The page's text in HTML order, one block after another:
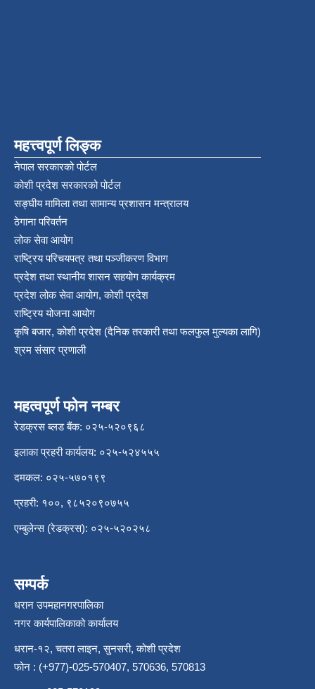
महत्त्वपूर्ण लिङ्क
नेपाल सरकारको पोर्टल
कोशी प्रदेश सरकारको पोर्टल
सङ्‍घीय मामिला तथा सामान्य प्रशासन मन्त्रालय
ठेगाना परिवर्तन
लोक सेवा आयोग
राष्ट्रिय परिचयपत्र तथा पञ्‍जीकरण विभाग
प्रदेश तथा स्थानीय शासन सहयोग कार्यक्रम
प्रदेश लोक सेवा आयोग, कोशी प्रदेश
राष्ट्रिय योजना आयोग
कृषि बजार, कोशी प्रदेश (दैनिक तरकारी तथा फलफुल मुल्यका लागि)
श्रम संसार प्रणाली
महत्वपूर्ण फोन नम्बर
रेडक्रस ब्लड बैंक: ०२५-५२०९६८
इलाका प्रहरी कार्यलय: ०२५-५२४५५५
दमकल: ०२५-५७०१९९
प्रहरी: १००, ९८५२०९०७५५
एम्बुलेन्स (रेडक्रस): ०२५-५२०२५८
सम्पर्क
धरान उपमहानगरपालिका
नगर कार्यपालिकाको कार्यालय
धरान-१२, चतरा लाइन, सुनसरी, कोशी प्रदेश
फोन : (+977)-025-570407, 570636, 570813